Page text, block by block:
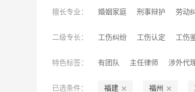
罗源县 闽清县 永泰县
擅长专业： 婚姻家庭 刑事辩护 劳动
工伤赔偿 公司经营 诉讼
二级专长： 工伤纠纷 工伤认定 工伤
特色标签： 有团队 主任律师 涉外代
丰富的专业经验
已选条件： 福建 福州